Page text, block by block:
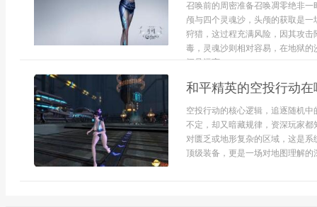
召唤前的周密准备召唤凋零绝非
颅与四个灵魂沙，头颅的获取是
狩猎，这过程充满风险，因其攻
毒，灵魂沙则相对容易，在地狱
阔且远离...
和平精英的空投行动
空投行动的核心逻辑，追逐随机
不定，却又暗藏规律，资深玩家
对匮乏或地形复杂的区域，这是
顶级装备，更是一场对地图理解的